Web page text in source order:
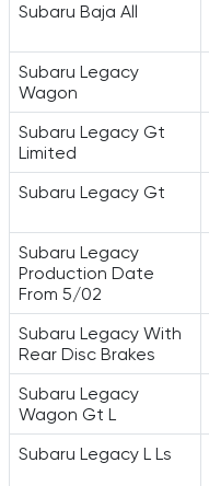
Subaru Baja All
Subaru Legacy
Wagon
Subaru Legacy Gt
Limited
Subaru Legacy Gt
Subaru Legacy
Production Date
From 5/02
Subaru Legacy With
Rear Disc Brakes
Subaru Legacy
Wagon Gt L
Subaru Legacy L Ls